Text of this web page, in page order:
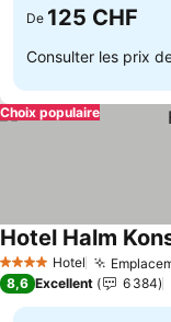
De 125 CHF
Consulter les prix
Choix populaire
4 Étoiles Hotel
Hotel Halm
8,6 Excellent 6 384